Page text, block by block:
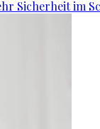
Sicherheit im